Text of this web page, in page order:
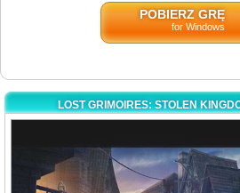
POBIERZ GRĘ
for Windows
LOST GRIMOIRES: STOLEN